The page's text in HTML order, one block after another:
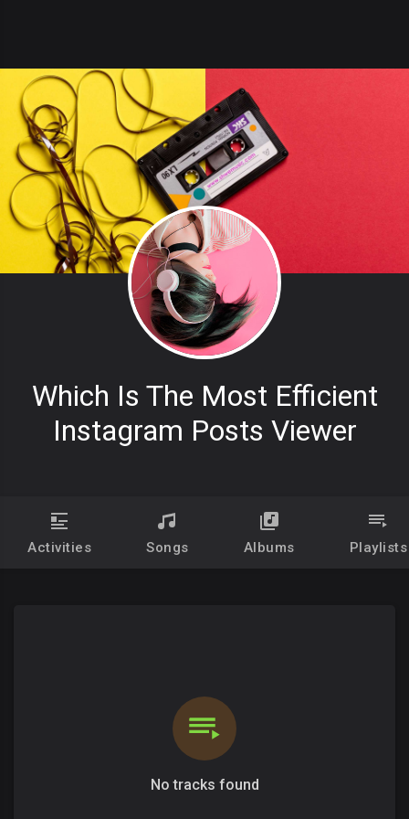
Which Is The Most Efficient
Instagram Posts Viewer
Activities Songs Albums Playlists
No tracks found